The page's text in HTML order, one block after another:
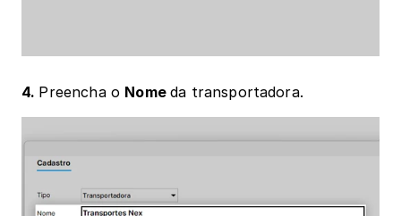
4. Preencha o Nome da transportadora.